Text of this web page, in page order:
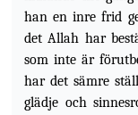
han en inre frid
det Allah har
som inte är
har det sämre
glädje och